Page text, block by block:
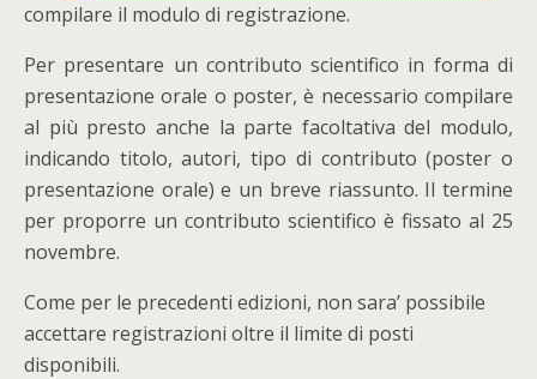
compilare il modulo di registrazione.
Per presentare un contributo scientifico in forma di
presentazione orale o poster, è necessario compilare
al più presto anche la parte facoltativa del modulo,
indicando titolo, autori, tipo di contributo (poster o
presentazione orale) e un breve riassunto. Il termine
per proporre un contributo scientifico è fissato al 25
novembre.
Come per le precedenti edizioni, non sara’ possibile
accettare registrazioni oltre il limite di posti
disponibili.